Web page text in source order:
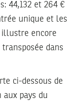
44,132 et 264 €
unique et les
encore
dans
ci-dessous de
aux pays du